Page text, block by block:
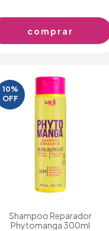
10%
OFF
Shampoo Reparador
Phytomanga 300ml